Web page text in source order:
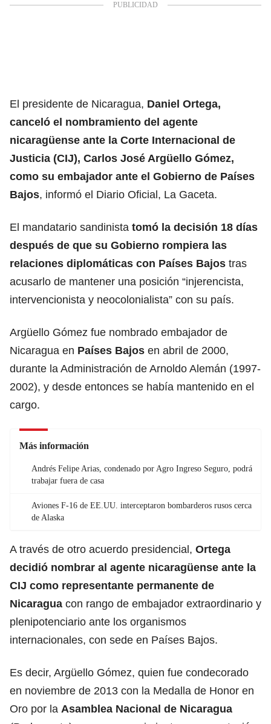
El presidente de Nicaragua, Daniel Ortega,
canceló el nombramiento del agente
nicaragüense ante la Corte Internacional de
Justicia (CIJ), Carlos José Argüello Gómez,
como su embajador ante el Gobierno de Países
Bajos, informó el Diario Oficial, La Gaceta.
El mandatario sandinista tomó la decisión 18 días
después de que su Gobierno rompiera las
relaciones diplomáticas con Países Bajos tras
acusarlo de mantener una posición “injerencista,
intervencionista y neocolonialista” con su país.
Argüello Gómez fue nombrado embajador de
Nicaragua en Países Bajos en abril de 2000,
durante la Administración de Arnoldo Alemán (1997-
2002), y desde entonces se había mantenido en el
cargo.
Más información
Andrés Felipe Arias, condenado por Agro Ingreso Seguro, podrá
trabajar fuera de casa
Aviones F-16 de EE.UU. interceptaron bombarderos rusos cerca
de Alaska
A través de otro acuerdo presidencial, Ortega
decidió nombrar al agente nicaragüense ante la
CIJ como representante permanente de
Nicaragua con rango de embajador extraordinario y
plenipotenciario ante los organismos
internacionales, con sede en Países Bajos.
Es decir, Argüello Gómez, quien fue condecorado
en noviembre de 2013 con la Medalla de Honor en
Oro por la Asamblea Nacional de Nicaragua